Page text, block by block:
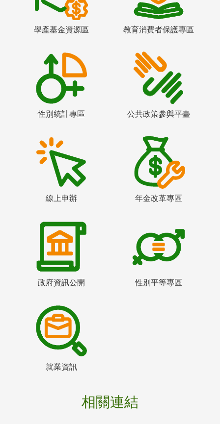
學產基金資源區 教育消費者保護專區
性別統計專區 公共政策參與平臺
線上申辦 年金改革專區
政府資訊公開 性別平等專區
就業資訊
相關連結